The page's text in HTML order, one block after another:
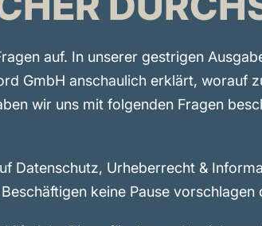
auf. In unserer gestrigen
GmbH anschaulich erklärt, worauf
wir uns mit folgenden Fragen
Datenschutz, Urheberrecht &
keine Pause